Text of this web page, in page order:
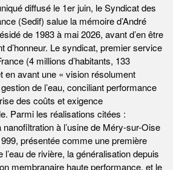
diffusé le 1er juin, le Syndicat des
(Sedif) salue la mémoire d’André
de 1983 à mai 2026, avant d’en être
d’honneur. Le syndicat, premier service
(4 millions d’habitants, 133
en avant une « vision résolument
de l’eau, conciliant performance
des coûts et exigence
Parmi les réalisations citées :
nanofiltration à l’usine de Méry-sur-Oise
présentée comme une première
l’eau de rivière, la généralisation depuis
membranaire haute performance, et le